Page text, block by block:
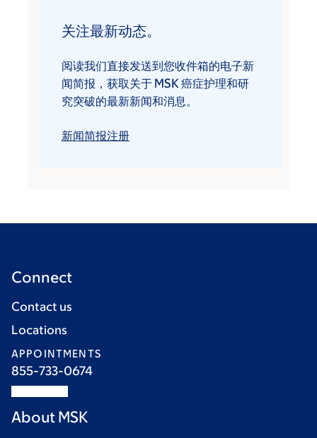
关注最新动态。
阅读我们直接发送到您收件箱的电子新
闻简报，获取关于 MSK 癌症护理和研
究突破的最新新闻和消息。
新闻简报注册
Connect
Contact us
Locations
APPOINTMENTS
855-733-0674
About MSK